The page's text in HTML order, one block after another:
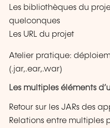
Les bibliothèques du
quelconques
Les URL du projet
Atelier pratique:
(.jar,.ear,.war)
Les multiples éléments
Retour sur les JARs des
Relations entre multiples